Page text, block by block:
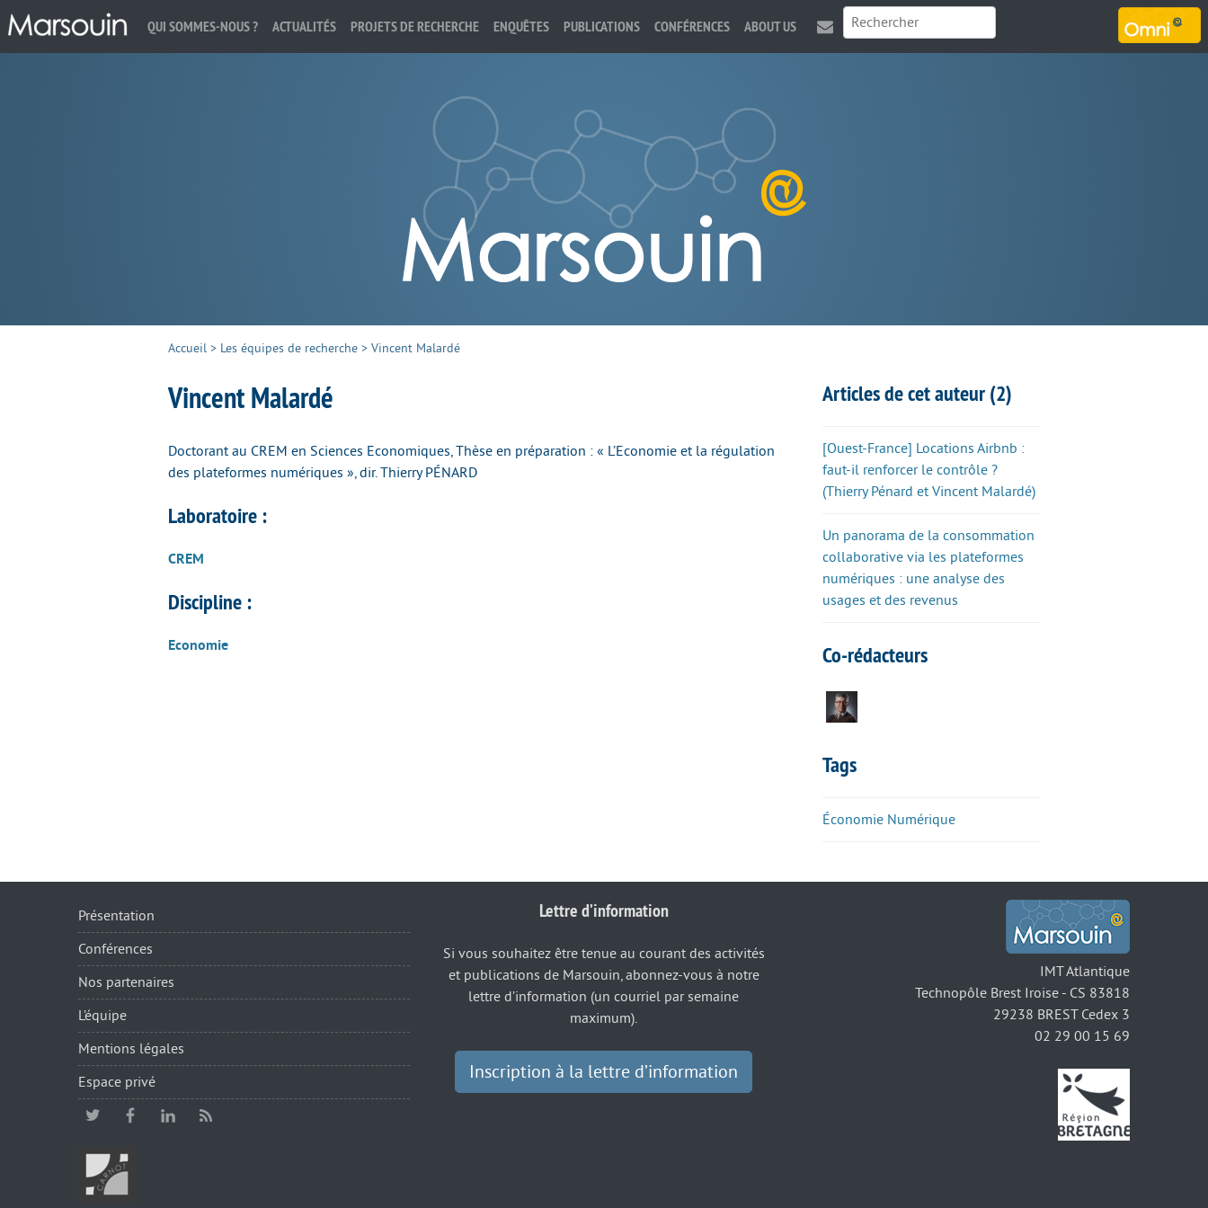
QUI SOMMES-NOUS ? ACTUALITÉS PROJETS DE RECHERCHE ENQUÊTES PUBLICATIONS CONFÉRENCES ABOUT US
Accueil > Les équipes de recherche > Vincent Malardé
Vincent Malardé
Doctorant au CREM en Sciences Economiques, Thèse en préparation : « L’Economie et la régulation
des plateformes numériques », dir. Thierry PÉNARD
Laboratoire :
CREM
Discipline :
Economie
Articles de cet auteur (2)
[Ouest-France] Locations Airbnb :
faut-il renforcer le contrôle ?
(Thierry Pénard et Vincent Malardé)
Un panorama de la consommation
collaborative via les plateformes
numériques : une analyse des
usages et des revenus
Co-rédacteurs
Tags
Économie Numérique
Présentation
Conférences
Nos partenaires
L’équipe
Mentions légales
Espace privé
Lettre d’information
Si vous souhaitez être tenue au courant des activités
et publications de Marsouin, abonnez-vous à notre
lettre d’information (un courriel par semaine
maximum).
Inscription à la lettre d’information
IMT Atlantique
Technopôle Brest Iroise - CS 83818
29238 BREST Cedex 3
02 29 00 15 69